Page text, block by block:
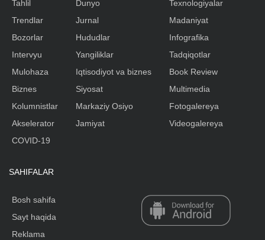
Tahlil
Trendlar
Bozorlar
Intervyu
Mulohaza
Biznes
Kolumnistlar
Akselerator
Dunyo
Jurnal
Hududlar
Yangiliklar
Iqtisodiyot va biznes
Siyosat
Markaziy Osiyo
Jamiyat
Texnologiyalar
Madaniyat
Infografika
Tadqiqotlar
Book Review
Multimedia
Fotogalereya
Videogalereya
COVID-19
SAHIFALAR
Bosh sahifa
Sayt haqida
Reklama